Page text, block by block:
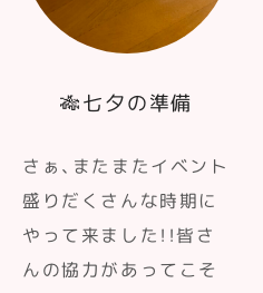
🎋七夕の準備
さぁ、またまたイベント
盛りだくさんな時期に
やって来ました！！皆さ
んの協力があってこそ